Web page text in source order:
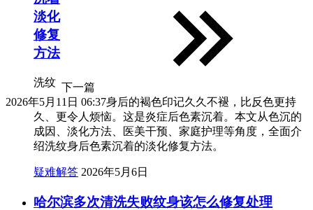
下一篇
2026年5月11日 06:37
淡化
修复
方法
洗纹
身后的褐色印记久久不褪，比反色更持
久、更令人烦恼。这是炎症后色素沉着。本文从色沉的
成因、淡化方法、医美干预、家庭护理等角度，全面介
绍洗纹身后色素沉着的淡化修复方法。
疑难解答 2026年5月6日
哈尔滨多次清洗失败纹身该怎么修复处理